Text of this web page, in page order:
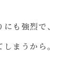
も強烈で、
まうから。